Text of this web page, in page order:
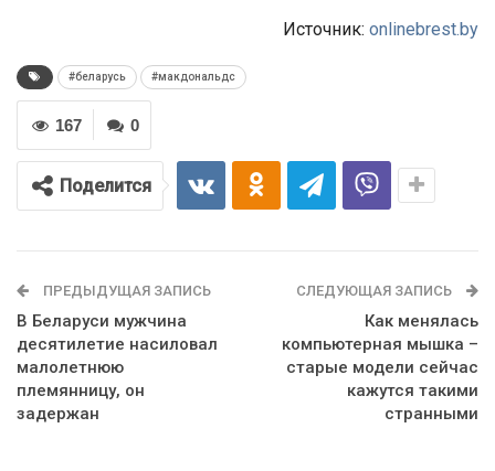
Источник: onlinebrest.by
#беларусь #макдональдс
0
167
Поделится
ПРЕДЫДУЩАЯ ЗАПИСЬ
В Беларуси мужчина
десятилетие насиловал
малолетнюю
племянницу, он
задержан
СЛЕДУЮЩАЯ ЗАПИСЬ
Как менялась
компьютерная мышка –
старые модели сейчас
кажутся такими
странными